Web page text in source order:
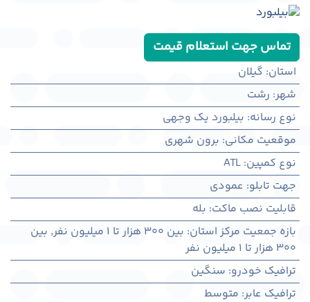
تماس جهت استعلام قیمت
استان: گیلان
شهر: رشت
نوع رسانه: بیلبورد یک وجهی
موقعیت مکانی: برون شهری
نوع کمپین:
ATL
جهت تابلو: عمودی
قابلیت نصب ماکت: بله
بازه جمعیت مرکز استان: بین ۳۰۰ هزار تا ۱ میلیون نفر , بین
۳۰۰ هزار تا ۱ میلیون نفر
ترافیک خودرو: سنگین
ترافیک عابر: متوسط